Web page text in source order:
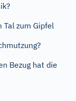
zum Gipfel
Bezug hat die